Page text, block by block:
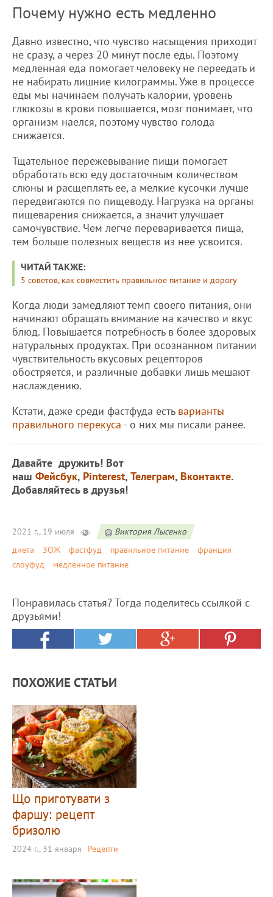
Почему нужно есть медленно
Давно известно, что чувство насыщения приходит
не сразу, а через 20 минут после еды. Поэтому
медленная еда помогает человеку не переедать и
не набирать лишние килограммы. Уже в процессе
еды мы начинаем получать калории, уровень
глюкозы в крови повышается, мозг понимает, что
организм наелся, поэтому чувство голода
снижается.
Тщательное пережевывание пищи помогает
обработать всю еду достаточным количеством
слюны и расщеплять ее, а мелкие кусочки лучше
передвигаются по пищеводу. Нагрузка на органы
пищеварения снижается, а значит улучшает
самочувствие. Чем легче переваривается пища,
тем больше полезных веществ из нее усвоится.
ЧИТАЙ ТАКЖЕ:
5 советов, как совместить правильное питание и дорогу
Когда люди замедляют темп своего питания, они
начинают обращать внимание на качество и вкус
блюд. Повышается потребность в более здоровых
натуральных продуктах. При осознанном питании
чувствительность вкусовых рецепторов
обостряется, и различные добавки лишь мешают
наслаждению.
Кстати, даже среди фастфуда естьварианты
правильного перекуса - о них мы писали ранее.
Давайте дружить! Вот
наш Фейсбук, Pinterest, Телеграм, Вконтакте.
Добавляйтесь в друзья!
2021 г., 19 июля
Виктория Лысенко
диета
ЗОЖ фастфуд правильное питание
франция
слоуфуд
медленное питание
Понравилась статья? Тогда поделитесь ссылкой с
друзьями!
ПОХОЖИЕ СТАТЬИ
Що приготувати з
фаршу: рецепт
бризолю
2024 г., 31 января Рецепти